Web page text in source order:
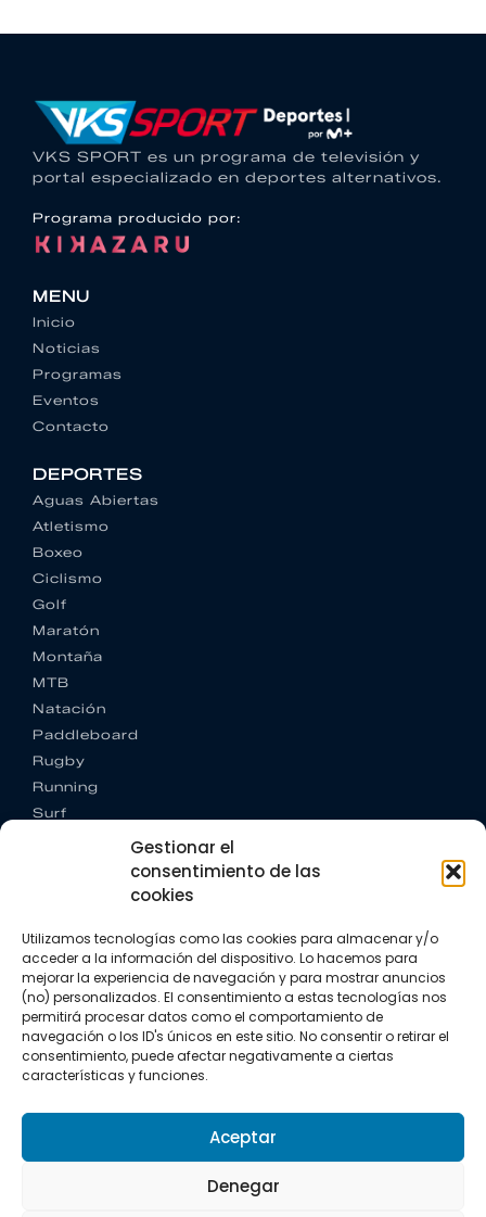
Gestionar el
consentimiento de las
cookies
Utilizamos tecnologías como las cookies para almacenar y/o
acceder a la información del dispositivo. Lo hacemos para
mejorar la experiencia de navegación y para mostrar anuncios
(no) personalizados. El consentimiento a estas tecnologías nos
permitirá procesar datos como el comportamiento de
navegación o los ID's únicos en este sitio. No consentir o retirar el
consentimiento, puede afectar negativamente a ciertas
características y funciones.
Aceptar
Denegar
VKS SPORT es un programa de televisión y
portal especializado en deportes alternativos.
Programa producido por:
MENU
Inicio
Noticias
Programas
Eventos
Contacto
DEPORTES
Aguas Abiertas
Atletismo
Boxeo
Ciclismo
Golf
Maratón
Montaña
MTB
Natación
Paddleboard
Rugby
Running
Surf
+34 922 303 191
+34 662 342 177
info@vkssport.com
SÍGUENOS
Política de privacidad